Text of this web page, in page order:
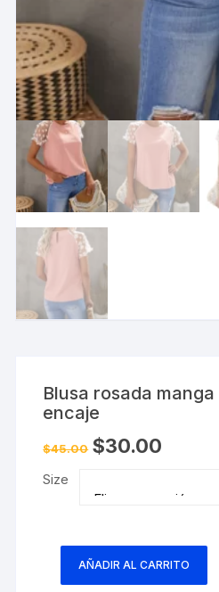
Blusa rosada
encaje
$45.00 El
precio
$45.00.
$30.00
$30.00.
Size
AÑADIR AL CARRITO